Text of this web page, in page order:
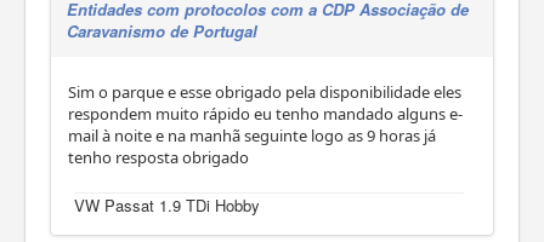
Entidades com protocolos com a CDP Associação de
Caravanismo de Portugal
Sim o parque e esse obrigado pela disponibilidade eles
respondem muito rápido eu tenho mandado alguns e-
mail à noite e na manhã seguinte logo as 9 horas já
tenho resposta obrigado
VW Passat 1.9 TDi Hobby